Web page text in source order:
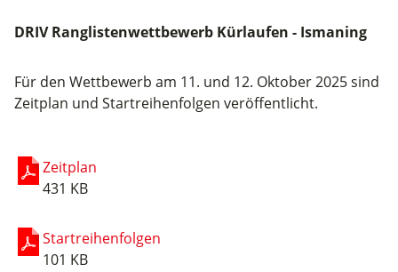
DRIV Ranglistenwettbewerb Kürlaufen - Ismaning
Für den Wettbewerb am 11. und 12. Oktober 2025 sind
Zeitplan und Startreihenfolgen veröffentlicht.
Zeitplan
431 KB
Startreihenfolgen
101 KB